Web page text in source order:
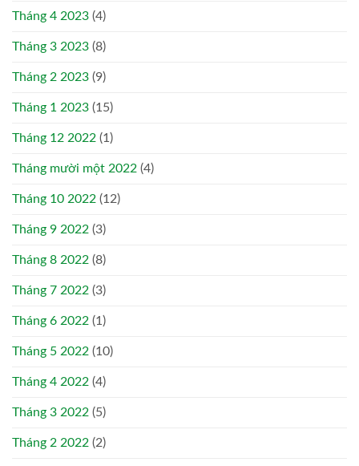
Tháng 4 2023 (4)
Tháng 3 2023 (8)
Tháng 2 2023 (9)
Tháng 1 2023 (15)
Tháng 12 2022 (1)
Tháng mười một 2022 (4)
Tháng 10 2022 (12)
Tháng 9 2022 (3)
Tháng 8 2022 (8)
Tháng 7 2022 (3)
Tháng 6 2022 (1)
Tháng 5 2022 (10)
Tháng 4 2022 (4)
Tháng 3 2022 (5)
Tháng 2 2022 (2)